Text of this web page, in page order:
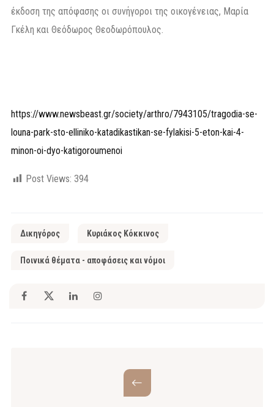
έκδοση της απόφασης οι συνήγοροι της οικογένειας, Μαρία
Γκέλη και Θεόδωρος Θεοδωρόπουλος.
https://www.newsbeast.gr/society/arthro/7943105/tragodia-se-
louna-park-sto-elliniko-katadikastikan-se-fylakisi-5-eton-kai-4-
minon-oi-dyo-katigoroumenoi
Post Views: 394
Δικηγόρος Κυριάκος Κόκκινος
Ποινικά θέματα - αποφάσεις και νόμοι